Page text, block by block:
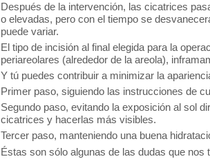
Después de la intervención, las cicatrices
o elevadas, pero con el tiempo se
puede variar.
El tipo de incisión al final elegida para la
periareolares (alrededor de la areola),
Y tú puedes contribuir a minimizar la
Primer paso, siguiendo las instrucciones de
Segundo paso, evitando la exposición al sol
cicatrices y hacerlas más visibles.
Tercer paso, manteniendo una buena
Éstas son sólo algunas de las dudas que